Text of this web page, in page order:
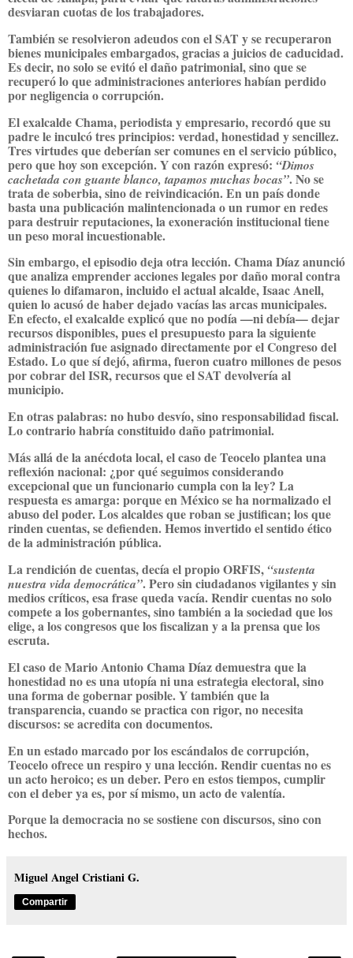
desviaran cuotas de los trabajadores.
También se resolvieron adeudos con el SAT y se recuperaron
bienes municipales embargados, gracias a juicios de caducidad.
Es decir, no solo se evitó el daño patrimonial, sino que se
recuperó lo que administraciones anteriores habían perdido
por negligencia o corrupción.
El exalcalde Chama, periodista y empresario, recordó que su
padre le inculcó tres principios: verdad, honestidad y sencillez.
Tres virtudes que deberían ser comunes en el servicio público,
pero que hoy son excepción. Y con razón expresó: “Dimos
cachetada con guante blanco, tapamos muchas bocas”. No se
trata de soberbia, sino de reivindicación. En un país donde
basta una publicación malintencionada o un rumor en redes
para destruir reputaciones, la exoneración institucional tiene
un peso moral incuestionable.
Sin embargo, el episodio deja otra lección. Chama Díaz anunció
que analiza emprender acciones legales por daño moral contra
quienes lo difamaron, incluido el actual alcalde, Isaac Anell,
quien lo acusó de haber dejado vacías las arcas municipales.
En efecto, el exalcalde explicó que no podía —ni debía— dejar
recursos disponibles, pues el presupuesto para la siguiente
administración fue asignado directamente por el Congreso del
Estado. Lo que sí dejó, afirma, fueron cuatro millones de pesos
por cobrar del ISR, recursos que el SAT devolvería al
municipio.
En otras palabras: no hubo desvío, sino responsabilidad fiscal.
Lo contrario habría constituido daño patrimonial.
Más allá de la anécdota local, el caso de Teocelo plantea una
reflexión nacional: ¿por qué seguimos considerando
excepcional que un funcionario cumpla con la ley? La
respuesta es amarga: porque en México se ha normalizado el
abuso del poder. Los alcaldes que roban se justifican; los que
rinden cuentas, se defienden. Hemos invertido el sentido ético
de la administración pública.
La rendición de cuentas, decía el propio ORFIS, “sustenta
nuestra vida democrática”. Pero sin ciudadanos vigilantes y sin
medios críticos, esa frase queda vacía. Rendir cuentas no solo
compete a los gobernantes, sino también a la sociedad que los
elige, a los congresos que los fiscalizan y a la prensa que los
escruta.
El caso de Mario Antonio Chama Díaz demuestra que la
honestidad no es una utopía ni una estrategia electoral, sino
una forma de gobernar posible. Y también que la
transparencia, cuando se practica con rigor, no necesita
discursos: se acredita con documentos.
En un estado marcado por los escándalos de corrupción,
Teocelo ofrece un respiro y una lección. Rendir cuentas no es
un acto heroico; es un deber. Pero en estos tiempos, cumplir
con el deber ya es, por sí mismo, un acto de valentía.
Porque la democracia no se sostiene con discursos, sino con
hechos.
Miguel Angel Cristiani G.
Compartir